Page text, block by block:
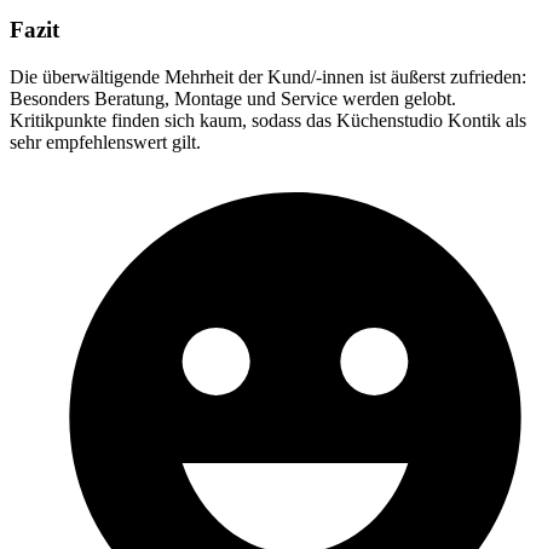
Fazit
Die überwältigende Mehrheit der Kund/-innen ist äußerst zufrieden:
Besonders Beratung, Montage und Service werden gelobt.
Kritikpunkte finden sich kaum, sodass das Küchenstudio Kontik als
sehr empfehlenswert gilt.